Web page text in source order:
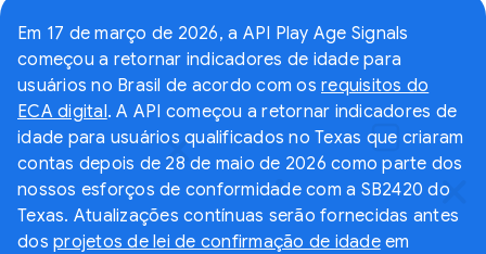
Em 17 de março de 2026, a API Play Age Signals
começou a retornar indicadores de idade para
usuários no Brasil de acordo com os requisitos do
ECA digital. A API começou a retornar indicadores de
idade para usuários qualificados no Texas que criaram
contas depois de 28 de maio de 2026 como parte dos
nossos esforços de conformidade com a SB2420 do
Texas. Atualizações contínuas serão fornecidas antes
dos projetos de lei de confirmação de idadeem